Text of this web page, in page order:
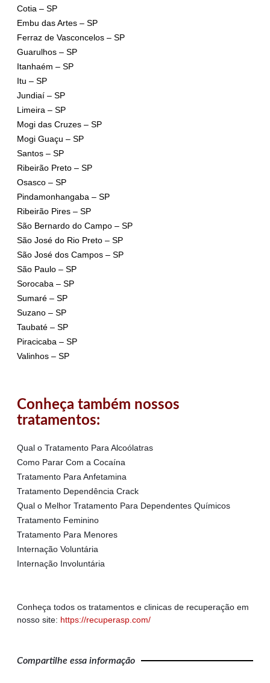
Cotia – SP
Embu das Artes – SP
Ferraz de Vasconcelos – SP
Guarulhos – SP
Itanhaém – SP
Itu – SP
Jundiaí – SP
Limeira – SP
Mogi das Cruzes – SP
Mogi Guaçu – SP
Santos – SP
Ribeirão Preto – SP
Osasco – SP
Pindamonhangaba – SP
Ribeirão Pires – SP
São Bernardo do Campo – SP
São José do Rio Preto – SP
São José dos Campos – SP
São Paulo – SP
Sorocaba – SP
Sumaré – SP
Suzano – SP
Taubaté – SP
Piracicaba – SP
Valinhos – SP
Conheça também nossos
tratamentos:
Qual o Tratamento Para Alcoólatras
Como Parar Com a Cocaína
Tratamento Para Anfetamina
Tratamento Dependência Crack
Qual o Melhor Tratamento Para Dependentes Químicos
Tratamento Feminino
Tratamento Para Menores
Internação Voluntária
Internação Involuntária
Conheça todos os tratamentos e clinicas de recuperação em
nosso site: https://recuperasp.com/
Compartilhe essa informação